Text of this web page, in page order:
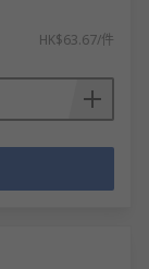
HK$63.67/件